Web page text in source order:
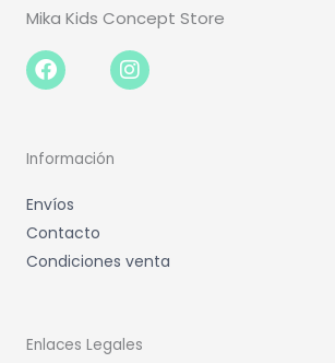
Mika Kids Concept Store
Facebook-
f
Instagram
Información
Envíos
Contacto
Condiciones venta
Enlaces Legales